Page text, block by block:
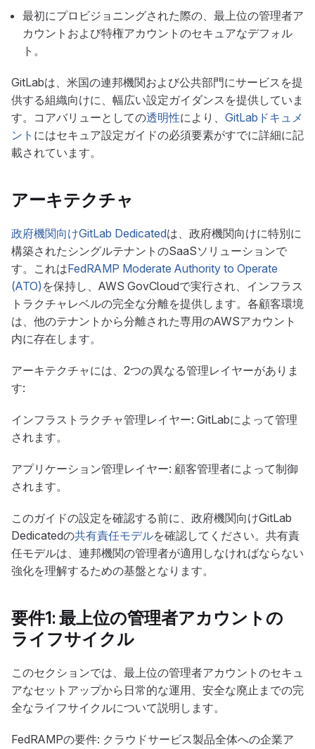
最初にプロビジョニングされた際の、最上位の管理者ア
カウントおよび特権アカウントのセキュアなデフォル
ト。
GitLabは、米国の連邦機関および公共部門にサービスを提
供する組織向けに、幅広い設定ガイダンスを提供していま
す。コアバリューとしての透明性により、 GitLabドキュメ
ント にはセキュア設定ガイドの必須要素がすでに詳細に記
載されています。
アーキテクチャ
政府機関向けGitLab Dedicatedは、政府機関向けに特別に
構築されたシングルテナントのSaaSソリューションで
す。これはFedRAMP Moderate Authority to Operate
(ATO) を保持し、AWS GovCloudで実行され、インフラス
トラクチャレベルの完全な分離を提供します。各顧客環境
は、他のテナントから分離された専用のAWSアカウント
内に存在します。
アーキテクチャには、2つの異なる管理レイヤーがありま
す:
インフラストラクチャ管理レイヤー: GitLabによって管理
されます。
アプリケーション管理レイヤー: 顧客管理者によって制御
されます。
このガイドの設定を確認する前に、政府機関向けGitLab
Dedicatedの共有責任モデルを確認してください。共有責
任モデルは、連邦機関の管理者が適用しなければならない
強化を理解するための基盤となります。
要件1: 最上位の管理者アカウントの
ライフサイクル
このセクションでは、最上位の管理者アカウントのセキュ
アなセットアップから日常的な運用、安全な廃止までの完
全なライフサイクルについて説明します。
FedRAMPの要件: クラウドサービス製品全体への企業ア